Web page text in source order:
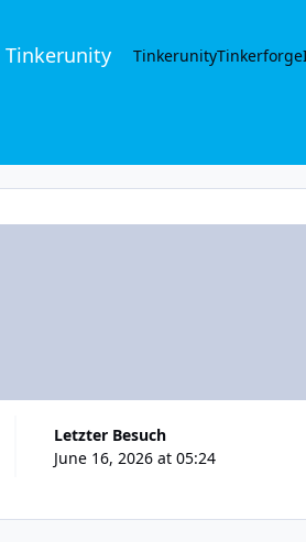
Tinkerunity TinkerunityTinkerforge
Letzter Besuch
June 16, 2026 at 05:24